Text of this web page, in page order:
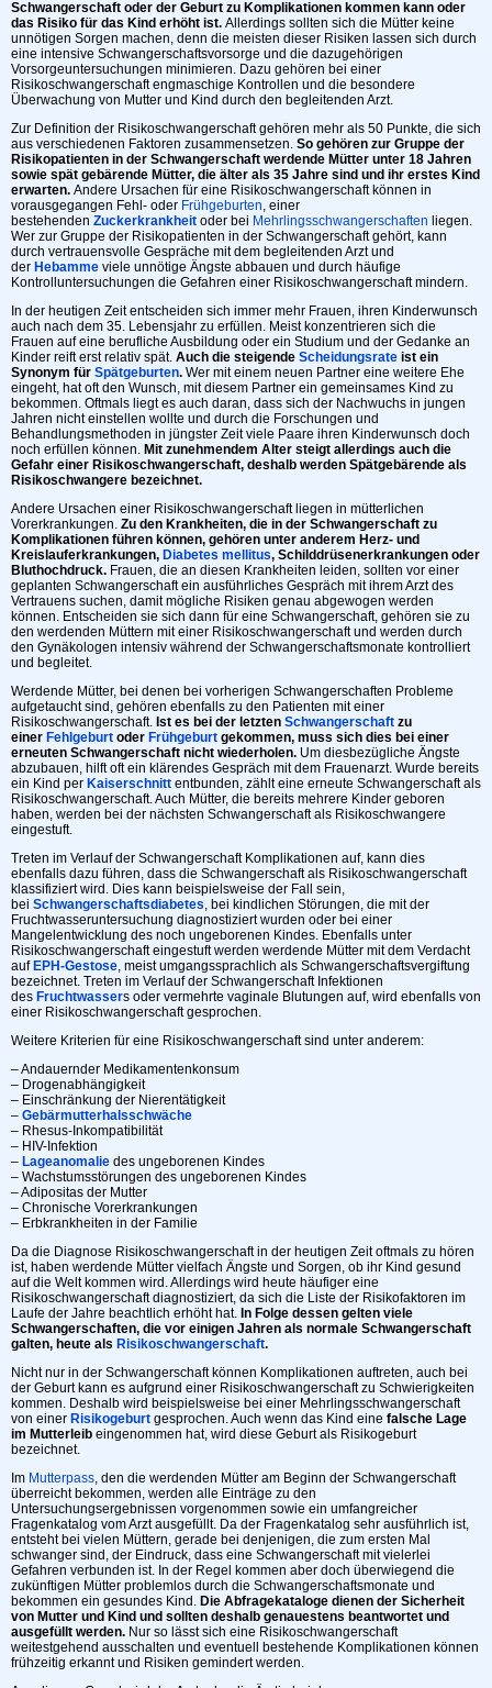
Schwangerschaft oder der Geburt zu Komplikationen kommen kann oder
das Risiko für das Kind erhöht ist. Allerdings sollten sich die Mütter keine
unnötigen Sorgen machen, denn die meisten dieser Risiken lassen sich durch
eine intensive Schwangerschaftsvorsorge und die dazugehörigen
Vorsorgeuntersuchungen minimieren. Dazu gehören bei einer
Risikoschwangerschaft engmaschige Kontrollen und die besondere
Überwachung von Mutter und Kind durch den begleitenden Arzt.
Zur Definition der Risikoschwangerschaft gehören mehr als 50 Punkte, die sich
aus verschiedenen Faktoren zusammensetzen. So gehören zur Gruppe der
Risikopatienten in der Schwangerschaft werdende Mütter unter 18 Jahren
sowie spät gebärende Mütter, die älter als 35 Jahre sind und ihr erstes Kind
erwarten. Andere Ursachen für eine Risikoschwangerschaft können in
vorausgegangen Fehl- oder Frühgeburten , einer
bestehenden Zuckerkrankheit oder bei Mehrlingsschwangerschaften liegen.
Wer zur Gruppe der Risikopatienten in der Schwangerschaft gehört, kann
durch vertrauensvolle Gespräche mit dem begleitenden Arzt und
der Hebamme viele unnötige Ängste abbauen und durch häufige
Kontrolluntersuchungen die Gefahren einer Risikoschwangerschaft mindern.
In der heutigen Zeit entscheiden sich immer mehr Frauen, ihren Kinderwunsch
auch nach dem 35. Lebensjahr zu erfüllen. Meist konzentrieren sich die
Frauen auf eine berufliche Ausbildung oder ein Studium und der Gedanke an
Kinder reift erst relativ spät. Auch die steigende Scheidungsrate ist ein
Synonym für Spätgeburten. Wer mit einem neuen Partner eine weitere Ehe
eingeht, hat oft den Wunsch, mit diesem Partner ein gemeinsames Kind zu
bekommen. Oftmals liegt es auch daran, dass sich der Nachwuchs in jungen
Jahren nicht einstellen wollte und durch die Forschungen und
Behandlungsmethoden in jüngster Zeit viele Paare ihren Kinderwunsch doch
noch erfüllen können. Mit zunehmendem Alter steigt allerdings auch die
Gefahr einer Risikoschwangerschaft, deshalb werden Spätgebärende als
Risikoschwangere bezeichnet.
Andere Ursachen einer Risikoschwangerschaft liegen in mütterlichen
Vorerkrankungen. Zu den Krankheiten, die in der Schwangerschaft zu
Komplikationen führen können, gehören unter anderem Herz- und
Kreislauferkrankungen, Diabetes mellitus, Schilddrüsenerkrankungen oder
Bluthochdruck. Frauen, die an diesen Krankheiten leiden, sollten vor einer
geplanten Schwangerschaft ein ausführliches Gespräch mit ihrem Arzt des
Vertrauens suchen, damit mögliche Risiken genau abgewogen werden
können. Entscheiden sie sich dann für eine Schwangerschaft, gehören sie zu
den werdenden Müttern mit einer Risikoschwangerschaft und werden durch
den Gynäkologen intensiv während der Schwangerschaftsmonate kontrolliert
und begleitet.
Werdende Mütter, bei denen bei vorherigen Schwangerschaften Probleme
aufgetaucht sind, gehören ebenfalls zu den Patienten mit einer
Risikoschwangerschaft. Ist es bei der letzten Schwangerschaft zu
einer Fehlgeburt oder Frühgeburt gekommen, muss sich dies bei einer
erneuten Schwangerschaft nicht wiederholen. Um diesbezügliche Ängste
abzubauen, hilft oft ein klärendes Gespräch mit dem Frauenarzt. Wurde bereits
ein Kind per Kaiserschnitt entbunden, zählt eine erneute Schwangerschaft als
Risikoschwangerschaft. Auch Mütter, die bereits mehrere Kinder geboren
haben, werden bei der nächsten Schwangerschaft als Risikoschwangere
eingestuft.
Treten im Verlauf der Schwangerschaft Komplikationen auf, kann dies
ebenfalls dazu führen, dass die Schwangerschaft als Risikoschwangerschaft
klassifiziert wird. Dies kann beispielsweise der Fall sein,
bei Schwangerschaftsdiabetes , bei kindlichen Störungen, die mit der
Fruchtwasseruntersuchung diagnostiziert wurden oder bei einer
Mangelentwicklung des noch ungeborenen Kindes. Ebenfalls unter
Risikoschwangerschaft eingestuft werden werdende Mütter mit dem Verdacht
aufEPH-Gestose , meist umgangssprachlich als Schwangerschaftsvergiftung
bezeichnet. Treten im Verlauf der Schwangerschaft Infektionen
des Fruchtwassers oder vermehrte vaginale Blutungen auf, wird ebenfalls von
einer Risikoschwangerschaft gesprochen.
Weitere Kriterien für eine Risikoschwangerschaft sind unter anderem:
– Andauernder Medikamentenkonsum
– Drogenabhängigkeit
– Einschränkung der Nierentätigkeit
– Gebärmutterhalsschwäche
– Rhesus-Inkompatibilität
– HIV-Infektion
– Lageanomalie des ungeborenen Kindes
– Wachstumsstörungen des ungeborenen Kindes
– Adipositas der Mutter
– Chronische Vorerkrankungen
– Erbkrankheiten in der Familie
Da die Diagnose Risikoschwangerschaft in der heutigen Zeit oftmals zu hören
ist, haben werdende Mütter vielfach Ängste und Sorgen, ob ihr Kind gesund
auf die Welt kommen wird. Allerdings wird heute häufiger eine
Risikoschwangerschaft diagnostiziert, da sich die Liste der Risikofaktoren im
Laufe der Jahre beachtlich erhöht hat. In Folge dessen gelten viele
Schwangerschaften, die vor einigen Jahren als normale Schwangerschaft
galten, heute als Risikoschwangerschaft.
Nicht nur in der Schwangerschaft können Komplikationen auftreten, auch bei
der Geburt kann es aufgrund einer Risikoschwangerschaft zu Schwierigkeiten
kommen. Deshalb wird beispielsweise bei einer Mehrlingsschwangerschaft
von einer Risikogeburt gesprochen. Auch wenn das Kind eine falsche Lage
im Mutterleib eingenommen hat, wird diese Geburt als Risikogeburt
bezeichnet.
Im Mutterpass , den die werdenden Mütter am Beginn der Schwangerschaft
überreicht bekommen, werden alle Einträge zu den
Untersuchungsergebnissen vorgenommen sowie ein umfangreicher
Fragenkatalog vom Arzt ausgefüllt. Da der Fragenkatalog sehr ausführlich ist,
entsteht bei vielen Müttern, gerade bei denjenigen, die zum ersten Mal
schwanger sind, der Eindruck, dass eine Schwangerschaft mit vielerlei
Gefahren verbunden ist. In der Regel kommen aber doch überwiegend die
zukünftigen Mütter problemlos durch die Schwangerschaftsmonate und
bekommen ein gesundes Kind. Die Abfragekataloge dienen der Sicherheit
von Mutter und Kind und sollten deshalb genauestens beantwortet und
ausgefüllt werden. Nur so lässt sich eine Risikoschwangerschaft
weitestgehend ausschalten und eventuell bestehende Komplikationen können
frühzeitig erkannt und Risiken gemindert werden.